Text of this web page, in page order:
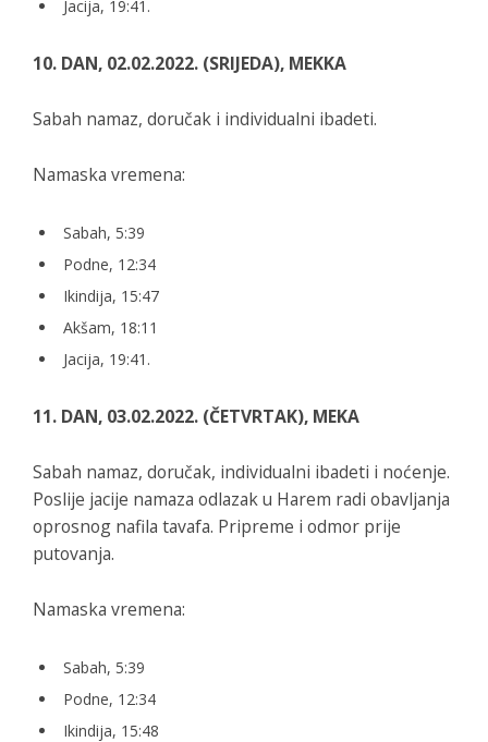
Jacija, 19:41.
10. DAN, 02.02.2022. (SRIJEDA), MEKKA
Sabah namaz, doručak i individualni ibadeti.
Namaska vremena:
Sabah, 5:39
Podne, 12:34
Ikindija, 15:47
Akšam, 18:11
Jacija, 19:41.
11. DAN, 03.02.2022. (ČETVRTAK), MEKA
Sabah namaz, doručak, individualni ibadeti i noćenje.
Poslije jacije namaza odlazak u Harem radi obavljanja
oprosnog nafila tavafa. Pripreme i odmor prije
putovanja.
Namaska vremena:
Sabah, 5:39
Podne, 12:34
Ikindija, 15:48